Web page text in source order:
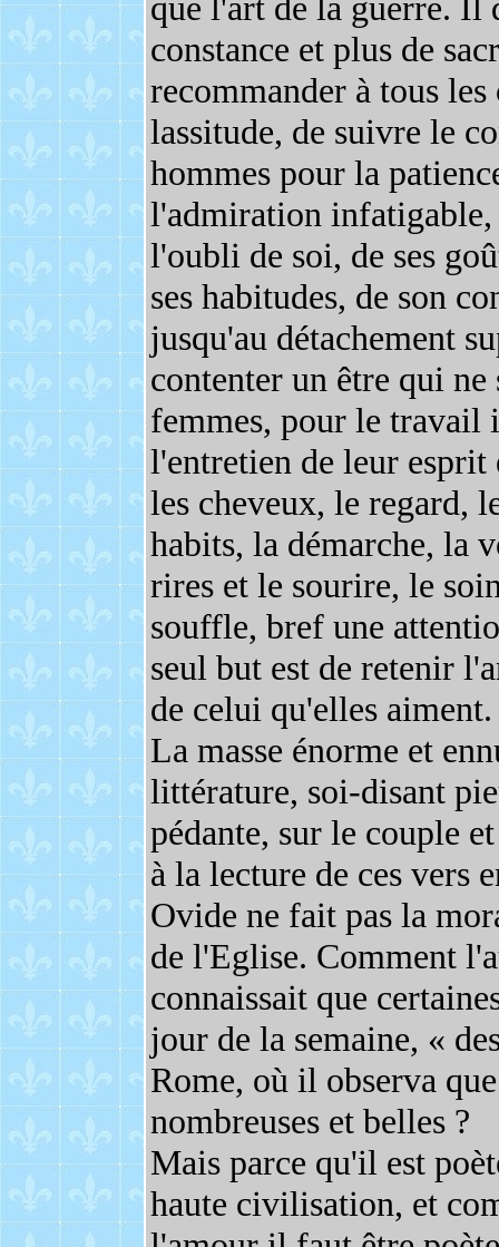
constance et plus de
recommander à tous
lassitude, de suivre le
hommes pour la
l'admiration
l'oubli de soi, de ses
ses habitudes, de son
jusqu'au détachement
contenter un être qui ne
femmes, pour le travail
l'entretien de leur
les cheveux, le regard,
habits, la démarche, la
rires et le sourire, le
souffle, bref une
seul but est de retenir
de celui qu'elles aiment.
La masse énorme et
littérature, soi-disant
pédante, sur le couple
à la lecture de ces vers
Ovide ne fait pas la
de l'Eglise. Comment
connaissait que
jour de la semaine, «
Rome, où il observa
nombreuses et belles ?
Mais parce qu'il est
haute civilisation, et